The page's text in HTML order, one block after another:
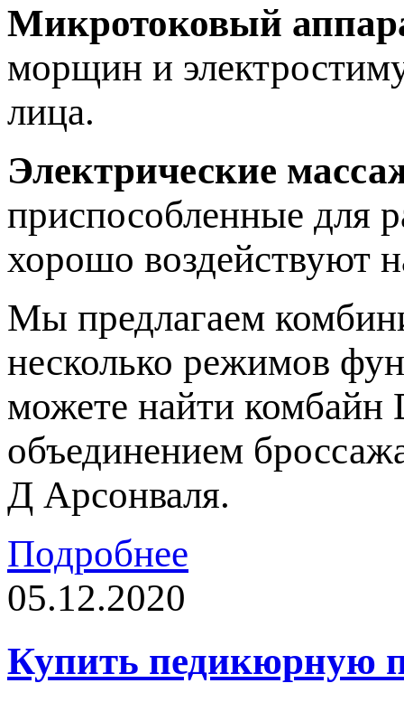
Микротоковый
морщин и
лица.
Электрические
приспособленные для
хорошо воздействуют
Мы предлагаем
несколько режимов
можете найти комбайн
объединением
Д Арсонваля.
Подробнее
05.12.2020
Купить педикюрную